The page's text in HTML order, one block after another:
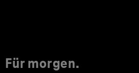
Für morgen.